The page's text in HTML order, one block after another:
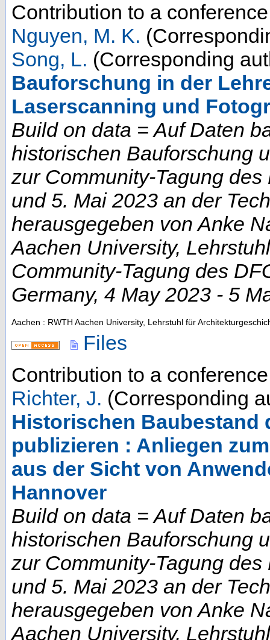
Contribution to a
Nguyen, M. K.
Song, L. (Corresponding
Bauforschung in der
Laserscanning und
Build on data = Auf Daten
historischen Bauforschung
zur Community-Tagung
und 5. Mai 2023 an der
herausgegeben von Anke
Aachen University,
Community-Tagung des
Germany, 4 May 2023 - 5
Aachen : RWTH Aachen University, Lehrstuhl für
Files
Contribution to a
Richter, J. (Corresponding
Historischen Baubestand
publizieren : Anliegen
aus der Sicht von
Hannover
Build on data = Auf Daten
historischen Bauforschung
zur Community-Tagung
und 5. Mai 2023 an der
herausgegeben von Anke
Aachen University,